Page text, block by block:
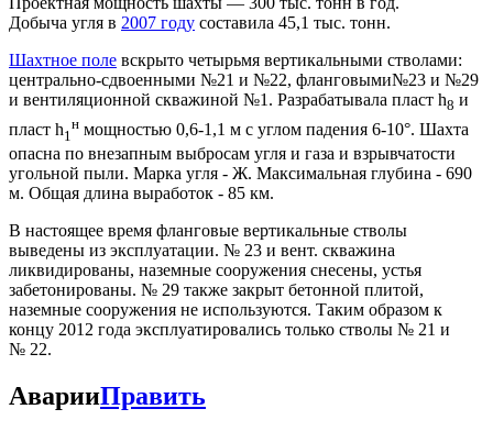
Добыча угля в 2007 году составила 45,1 тыс. тонн.
Шахтное поле вскрыто четырьмя вертикальными стволами:
центрально-сдвоенными №21 и №22, фланговыми№23 и №29
и вентиляционной скважиной №1. Разрабатывала пласт h8 и
пласт h1
н мощностью 0,6-1,1 м с углом падения 6-10°. Шахта
опасна по внезапным выбросам угля и газа и взрывчатости
угольной пыли. Марка угля - Ж. Максимальная глубина - 690
м. Общая длина выработок - 85 км.
В настоящее время фланговые вертикальные стволы
выведены из эксплуатации. № 23 и вент. скважина
ликвидированы, наземные сооружения снесены, устья
забетонированы. № 29 также закрыт бетонной плитой,
наземные сооружения не используются. Таким образом к
концу 2012 года эксплуатировались только стволы № 21 и
№ 22.
АварииПравить